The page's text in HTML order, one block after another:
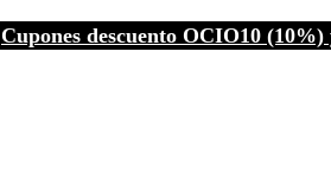
Cupones descuento OCIO10